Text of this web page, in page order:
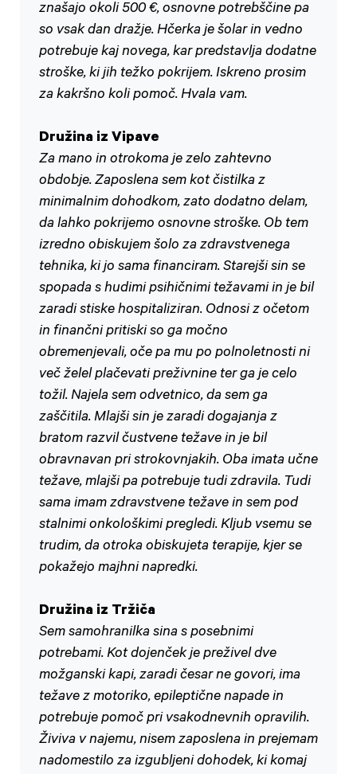
znašajo okoli 500 €, osnovne potrebščine pa
so vsak dan dražje. Hčerka je šolar in vedno
potrebuje kaj novega, kar predstavlja dodatne
stroške, ki jih težko pokrijem. Iskreno prosim
za kakršno koli pomoč. Hvala vam.
Družina iz Vipave
Za mano in otrokoma je zelo zahtevno
obdobje. Zaposlena sem kot čistilka z
minimalnim dohodkom, zato dodatno delam,
da lahko pokrijemo osnovne stroške. Ob tem
izredno obiskujem šolo za zdravstvenega
tehnika, ki jo sama financiram. Starejši sin se
spopada s hudimi psihičnimi težavami in je bil
zaradi stiske hospitaliziran. Odnosi z očetom
in finančni pritiski so ga močno
obremenjevali, oče pa mu po polnoletnosti ni
več želel plačevati preživnine ter ga je celo
tožil. Najela sem odvetnico, da sem ga
zaščitila. Mlajši sin je zaradi dogajanja z
bratom razvil čustvene težave in je bil
obravnavan pri strokovnjakih. Oba imata učne
težave, mlajši pa potrebuje tudi zdravila. Tudi
sama imam zdravstvene težave in sem pod
stalnimi onkološkimi pregledi. Kljub vsemu se
trudim, da otroka obiskujeta terapije, kjer se
pokažejo majhni napredki.
Družina iz Tržiča
Sem samohranilka sina s posebnimi
potrebami. Kot dojenček je preživel dve
možganski kapi, zaradi česar ne govori, ima
težave z motoriko, epileptične napade in
potrebuje pomoč pri vsakodnevnih opravilih.
Živiva v najemu, nisem zaposlena in prejemam
nadomestilo za izgubljeni dohodek, ki komaj